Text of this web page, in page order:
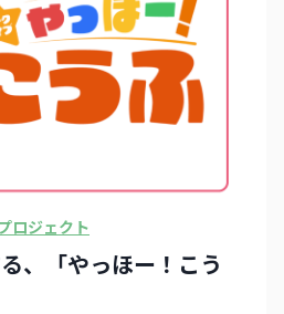
ロジェクト
、「やっほー！こう